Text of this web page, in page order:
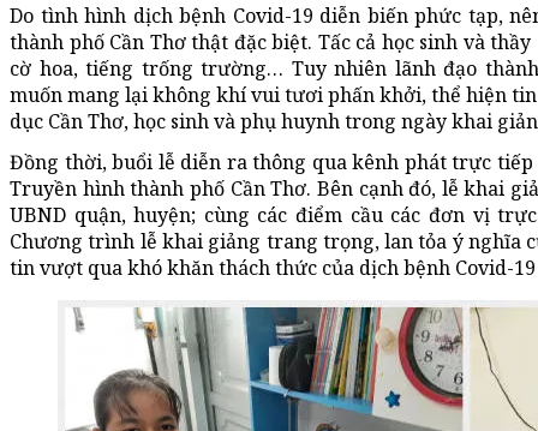
Do tình hình dịch bệnh Covid-19 diễn biến phức tạp,
thành phố Cần Thơ thật đặc biệt. Tấc cả học sinh và
cờ hoa, tiếng trống trường… Tuy nhiên lãnh đạo
muốn mang lại không khí vui tươi phấn khởi, thể hiện
dục Cần Thơ, học sinh và phụ huynh trong ngày khai
Đồng thời, buổi lễ diễn ra thông qua kênh phát trực
Truyền hình thành phố Cần Thơ. Bên cạnh đó, lễ khai
UBND quận, huyện; cùng các điểm cầu các đơn vị
Chương trình lễ khai giảng trang trọng, lan tỏa ý nghĩa
tin vượt qua khó khăn thách thức của dịch bệnh Covid-